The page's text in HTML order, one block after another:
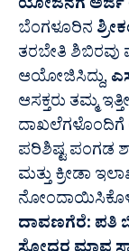
ಯೋಜನೆಗೆ ಅರ್ಜಿ
ಬೆಂಗಳೂರಿನ
ತರಬೇತಿ
ಆಯೋಜಿಸಿದ್ದು,
ಆಸಕ್ತರು ತಮ್ಮ
ದಾಖಲೆಗಳೊಂದಿಗೆ
ಪರಿಶಿಷ್ಟ ಪಂಗಡ
ಮತ್ತು ಕ್ರೀಡಾ
ದಾವಣಗೆರೆ: ಪತಿ